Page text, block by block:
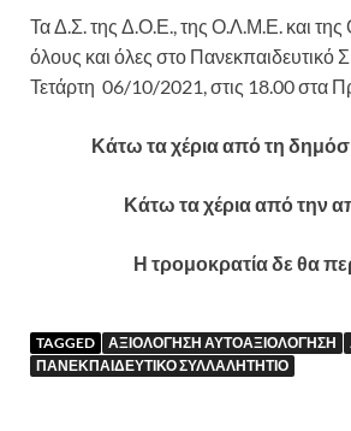
Τα Δ.Σ. της Δ.Ο.Ε., της Ο.Λ.Μ.Ε. και της
όλους και όλες στο Πανεκπαιδευτικό
Τετάρτη 06/10/2021, στις 18.00 στα
Κάτω τα χέρια από τη
Κάτω τα χέρια από την
Η τρομοκρατία δε θα
TAGGED ΑΞΙΟΛΟΓΗΣΗ ΑΥΤΟΑΞΙΟΛΟΓΗΣΗ
ΠΑΝΕΚΠΑΙΔΕΥΤΙΚΟ ΣΥΛΛΑΛΗΤΗΤΙΟ